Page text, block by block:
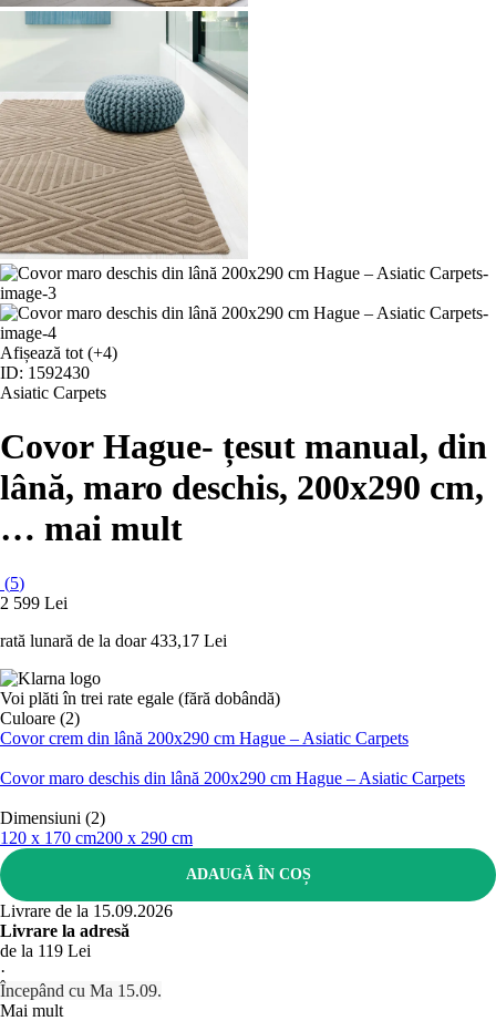
Afișează tot (+4)
ID: 1592430
Asiatic Carpets
Covor Hague- țesut manual, din
lână, maro deschis, 200x290 cm,
… mai mult
(5)
2 599 Lei
rată lunară de la doar 433,17 Lei
Voi plăti în trei rate egale (fără dobândă)
Culoare (2)
Covor crem din lână 200x290 cm Hague – Asiatic Carpets
Covor maro deschis din lână 200x290 cm Hague – Asiatic Carpets
Dimensiuni (2)
120 x 170 cm200 x 290 cm
ADAUGĂ ÎN COȘ
Livrare de la 15.09.2026
Livrare la adresă
de la 119 Lei
·
Începând cu Ma 15.09.
Mai mult